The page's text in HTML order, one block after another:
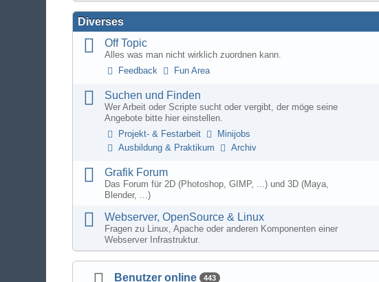
Diverses
Off Topic
Alles was man nicht wirklich zuordnen kann.
Feedback Fun Area
Suchen und Finden
Wer Arbeit oder Scripte sucht oder vergibt, der möge seine
Angebote bitte hier einstellen.
Projekt- & Festarbeit
Minijobs
Ausbildung & Praktikum
Archiv
Grafik Forum
Das Forum für 2D (Photoshop, GIMP, ...) und 3D (Maya,
Blender, ...)
Webserver, OpenSource & Linux
Fragen zu Linux, Apache oder anderen Komponenten einer
Webserver Infrastruktur.
Benutzer online 443